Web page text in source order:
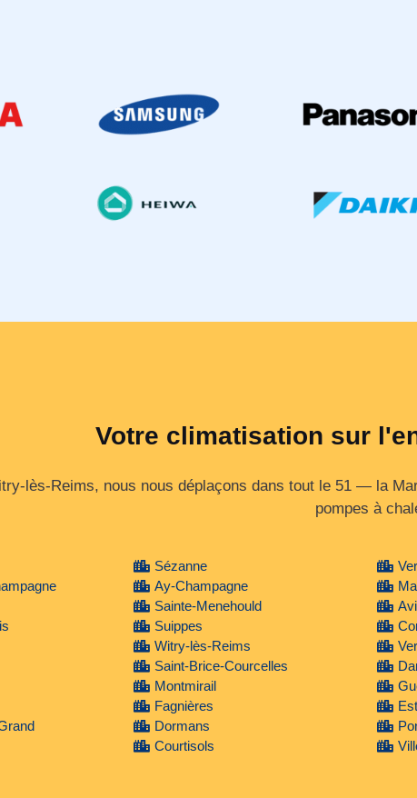
Votre climatisation sur
lès-Reims, nous nous déplaçons dans tout le 51 — la
pompes à
Sézanne
Ay-Champagne
Sainte-Menehould
Suippes
Witry-lès-Reims
Saint-Brice-Courcelles
Montmirail
Fagnières
Dormans
Courtisols